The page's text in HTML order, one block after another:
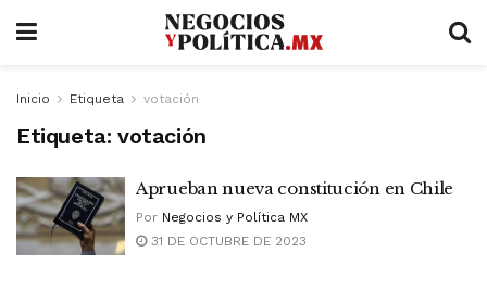
Inicio Etiqueta votación
Etiqueta: votación
Aprueban nueva constitución en Chile
Por Negocios y Política MX
31 DE OCTUBRE DE 2023